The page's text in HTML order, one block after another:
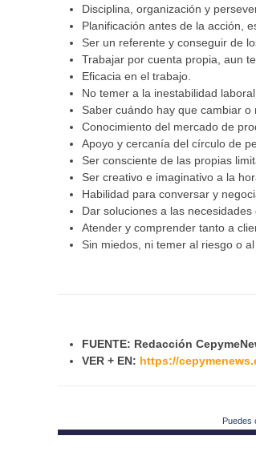
Disciplina, organización y
Planificación antes de la acción,
Ser un referente y conseguir de
Trabajar por cuenta propia, aun
Eficacia en el trabajo.
No temer a la inestabilidad
Saber cuándo hay que cambiar
Conocimiento del mercado de
Apoyo y cercanía del círculo de
Ser consciente de las propias
Ser creativo e imaginativo a la
Habilidad para conversar y
Dar soluciones a las necesidades
Atender y comprender tanto a
Sin miedos, ni temer al riesgo o
FUENTE: Redacción
VER + EN: https://
Puedes